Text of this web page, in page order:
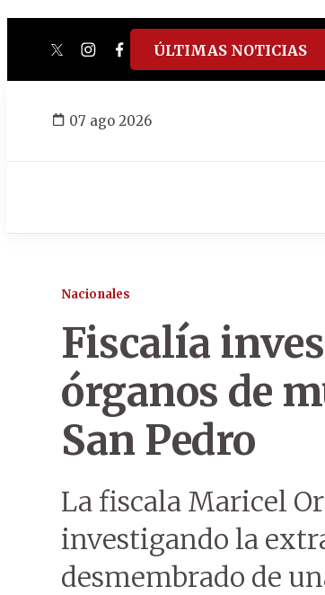
twitterinstagram
facebook
tiktokyoutube
spotify
ÚLTIMAS NOTICIAS
07 ago 2026
Nacionales
Fiscalía
órganos de
San Pedro
La fiscala Maricel
investigando la
desmembrado de